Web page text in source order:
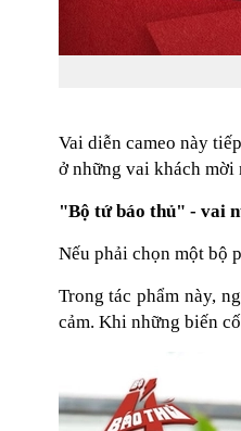
Vai diễn cameo này
ở những vai khách mời
"Bộ tứ báo thủ" - vai
Nếu phải chọn một bộ
Trong tác phẩm này,
cảm. Khi những biến